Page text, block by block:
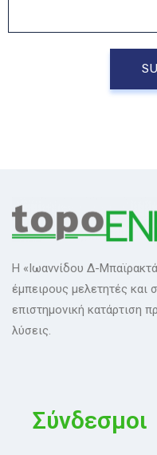
H «Ιωαννίδου Δ-
έμπειρους μελετητές και
επιστημονική κατάρτιση
λύσεις.
Σύνδεσμοι